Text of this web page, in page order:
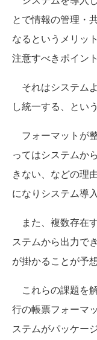
とで情報の管理・
なるというメリッ
注意すべきポイン
それはシステム
し統一する、とい
フォーマットが
ってはシステムか
きない、などの理
になりシステム導
また、複数存在
ステムから出力で
が掛かることが予
これらの課題を
行の帳票フォーマ
ステムがパッケー